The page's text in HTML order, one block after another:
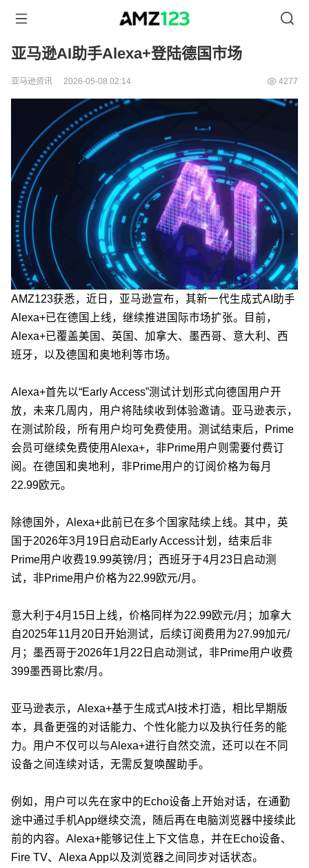
亚马逊AI助手Alexa+登陆德国市场
亚马逊资讯 2026-05-08 02:14 4277
AMZ123获悉，近日，亚马逊宣布，其新一代生成式AI助手
Alexa+已在德国上线，继续推进国际市场扩张。目前，
Alexa+已覆盖美国、英国、加拿大、墨西哥、意大利、西
班牙，以及德国和奥地利等市场。
Alexa+首先以“Early Access”测试计划形式向德国用户开
放，未来几周内，用户将陆续收到体验邀请。亚马逊表示，
在测试阶段，所有用户均可免费使用。测试结束后，Prime
会员可继续免费使用Alexa+，非Prime用户则需要付费订
阅。在德国和奥地利，非Prime用户的订阅价格为每月
22.99欧元。
除德国外，Alexa+此前已在多个国家陆续上线。其中，英
国于2026年3月19日启动Early Access计划，结束后非
Prime用户收费19.99英镑/月；西班牙于4月23日启动测
试，非Prime用户价格为22.99欧元/月。
意大利于4月15日上线，价格同样为22.99欧元/月；加拿大
自2025年11月20日开始测试，后续订阅费用为27.99加元/
月；墨西哥于2026年1月22日启动测试，非Prime用户收费
399墨西哥比索/月。
亚马逊表示，Alexa+基于生成式AI技术打造，相比早期版
本，具备更强的对话能力、个性化能力以及执行任务的能
力。用户不仅可以与Alexa+进行自然交流，还可以在不同
设备之间连续对话，无需反复唤醒助手。
例如，用户可以先在家中的Echo设备上开始对话，在通勤
途中通过手机App继续交流，随后再在电脑浏览器中接续此
前的内容。Alexa+能够记住上下文信息，并在Echo设备、
Fire TV、Alexa App以及浏览器之间同步对话状态。